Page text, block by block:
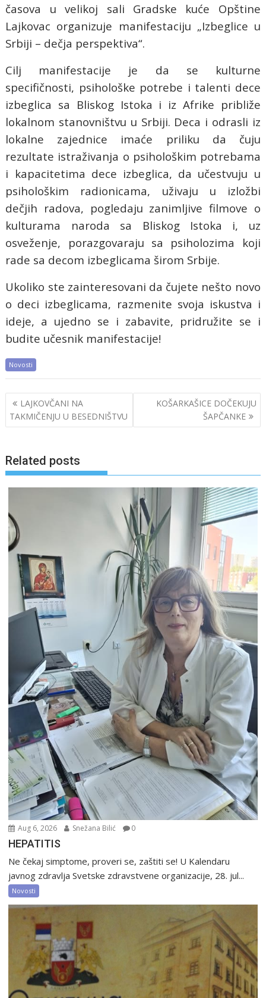
časova u velikoj sali Gradske kuće Opštine
Lajkovac organizuje manifestaciju „Izbeglice u
Srbiji – dečja perspektiva“.
Cilj manifestacije je da se kulturne
specifičnosti, psihološke potrebe i talenti dece
izbeglica sa Bliskog Istoka i iz Afrike približe
lokalnom stanovništvu u Srbiji. Deca i odrasli iz
lokalne zajednice imaće priliku da čuju
rezultate istraživanja o psihološkim potrebama
i kapacitetima dece izbeglica, da učestvuju u
psihološkim radionicama, uživaju u izložbi
dečjih radova, pogledaju zanimljive filmove o
kulturama naroda sa Bliskog Istoka i, uz
osveženje, porazgovaraju sa psiholozima koji
rade sa decom izbeglicama širom Srbije.
Ukoliko ste zainteresovani da čujete nešto novo
o deci izbeglicama, razmenite svoja iskustva i
ideje, a ujedno se i zabavite, pridružite se i
budite učesnik manifestacije!
Novosti
Post
navigation
LAJKOVČANI NA
TAKMIČENJU U BESEDNIŠTVU
KOŠARKAŠICE DOČEKUJU
ŠAPČANKE
Related posts
Aug 6, 2026 Snežana Bilić 0
HEPATITIS
Ne čekaj simptome, proveri se, zaštiti se! U Kalendaru
javnog zdravlja Svetske zdravstvene organizacije, 28. jul...
Novosti